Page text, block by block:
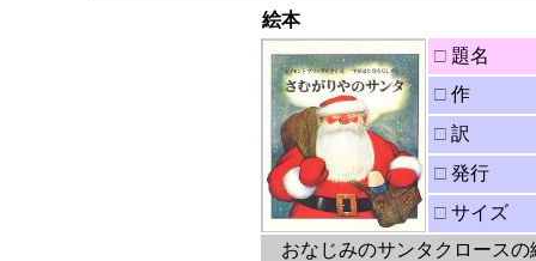
絵本
□ 題名
□ 作
□ 訳
□ 発行
□ サイズ
おなじみのサンタクロース